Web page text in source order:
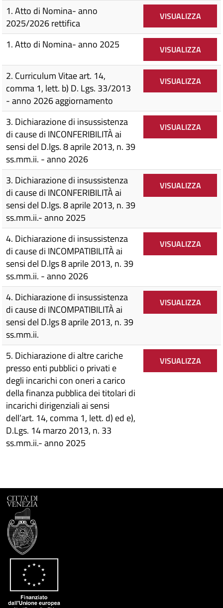
1. Atto di Nomina- anno
2025/2026 rettifica
VISUALIZZA
1. Atto di Nomina- anno 2025 VISUALIZZA
2. Curriculum Vitae art. 14,
comma 1, lett. b) D. Lgs. 33/2013
- anno 2026 aggiornamento
VISUALIZZA
3. Dichiarazione di insussistenza
di cause di INCONFERIBILITÀ ai
sensi del D.lgs. 8 aprile 2013, n. 39
ss.mm.ii. - anno 2026
VISUALIZZA
3. Dichiarazione di insussistenza
di cause di INCONFERIBILITÀ ai
sensi del D.lgs. 8 aprile 2013, n. 39
ss.mm.ii.- anno 2025
VISUALIZZA
4. Dichiarazione di insussistenza
di cause di INCOMPATIBILITÀ ai
sensi del D.lgs 8 aprile 2013, n. 39
ss.mm.ii. - anno 2026
VISUALIZZA
4. Dichiarazione di insussistenza
di cause di INCOMPATIBILITÀ ai
sensi del D.lgs 8 aprile 2013, n. 39
ss.mm.ii.
VISUALIZZA
5. Dichiarazione di altre cariche
presso enti pubblici o privati e
degli incarichi con oneri a carico
della finanza pubblica dei titolari di
incarichi dirigenziali ai sensi
dell’art. 14, comma 1, lett. d) ed e),
D.Lgs. 14 marzo 2013, n. 33
ss.mm.ii.- anno 2025
VISUALIZZA